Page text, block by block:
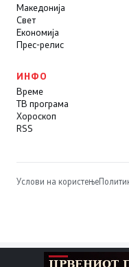
Македонија
Свет
Економија
Прес-релис
ИНФО
Време
ТВ програма
Хороскоп
RSS
Услови на користење